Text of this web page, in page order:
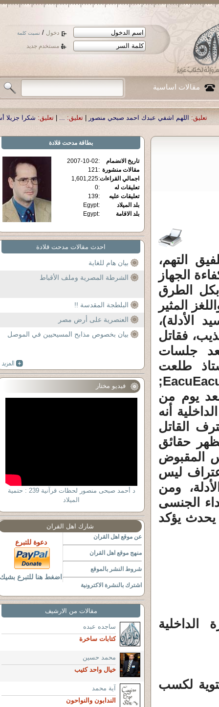
دخول / نسيت كلمة
مستخدم جديد
مقالات اساسية
عبدك احمد صبحي منصور تعليق: ...
|تعليق: شكرا جزيلا أستاذ حمد الحمد
التهم،
الجهاز
الطرق
المثير
الأدلة)،
فقاتل
وبعد جلسات
طلعت
السادات، وتتكرر التمثيلية مرات عديد&EacuEacute;
يوم من
أنه
القاتل
حقائق
المقبوض
ليس
ومن
الجنسى
يؤكد
الداخلية
لكسب
بطاقة مدحت قلادة
تاريخ الانضمام :
2007-10-02
مقالات منشورة :
121
اجمالي القراءات:
1,601,225
تعليقات له
:
0
تعليقات عليه
:
139
بلد الميلاد
:
Egypt
بلد الاقامة
:
Egypt
احدث مقالات مدحت قلادة
بيان هام للغاية
الشرطة المصرية وملف الأقباط
البلطجة المقدسة !!
العنصرية على أرض مصر
بيان بخصوص مذابح المسيحيين في الموصل
فيديو مختار
د أحمد صبحى منصور لحظات قرآنية 239 : حتمية
الميلاد
شارك اهل القران
عن موقع اهل القران
منهج موقع اهل القران
شروط النشر بالموقع
اشترك بالنشرة الاكترونية
دعوة للتبرع
اضغط هنا للتبرع بشيك
مقالات من الارشيف
ساجده عبده
كتابات ساخرة
محمد حسين
خيال واحد كئيب
آية محمد
الندابون والنواحون